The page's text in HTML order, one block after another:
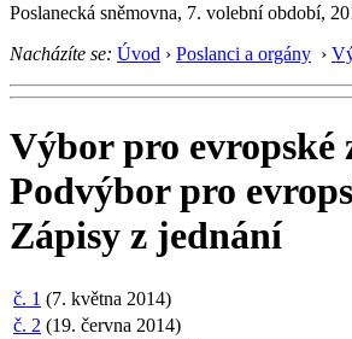
Poslanecká sněmovna, 7. volební období,
Nacházíte se: Úvod › Poslanci a orgány ›
Výbor pro evropské
Podvýbor pro
Zápisy z jednání
č. 1 (7. května 2014)
č. 2 (19. června 2014)